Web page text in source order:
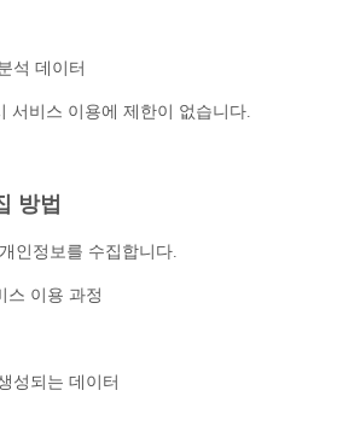
석 데이터
서비스 이용에 제한이 없습니다.
방법
인정보를 수집합니다.
스 이용 과정
성되는 데이터